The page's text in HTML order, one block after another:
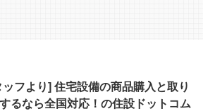
フより] 住宅設備の商品購入と取り
るなら全国対応！の住設ドットコム